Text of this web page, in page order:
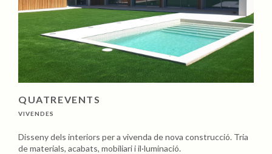
QUATREVENTS
VIVENDES
Disseny dels interiors per a vivenda de nova construcció. Tria
de materials, acabats, mobiliari i il·luminació.